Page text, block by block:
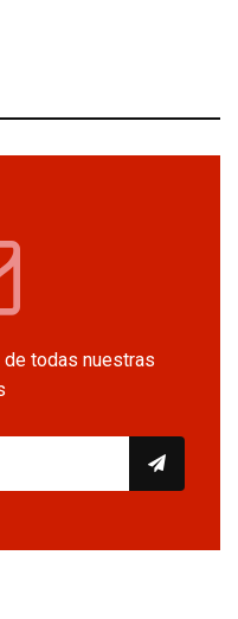
todas nuestras